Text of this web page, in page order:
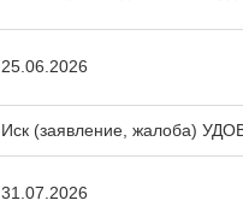
25.06.2026
Иск (заявление, жалоба)
31.07.2026